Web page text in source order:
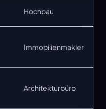
Hochbau
Immobilienmakler
Architekturbüro